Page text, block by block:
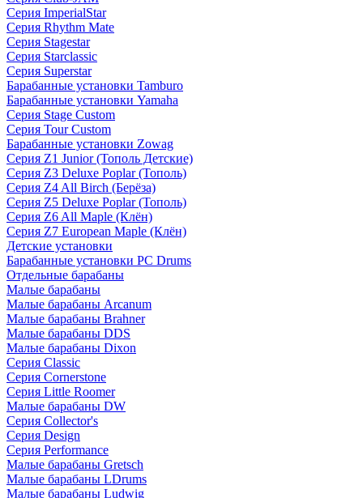
Серия ImperialStar
Серия Rhythm Mate
Серия Stagestar
Серия Starclassic
Серия Superstar
Барабанные установки Tamburo
Барабанные установки Yamaha
Серия Stage Custom
Серия Tour Custom
Барабанные установки Zowag
Серия Z1 Junior (Тополь Детские)
Серия Z3 Deluxe Poplar (Тополь)
Серия Z4 All Birch (Берёза)
Серия Z5 Deluxe Poplar (Тополь)
Серия Z6 All Maple (Клён)
Серия Z7 European Maple (Клён)
Детские установки
Барабанные установки PC Drums
Отдельные барабаны
Малые барабаны
Малые барабаны Arcanum
Малые барабаны Brahner
Малые барабаны DDS
Малые барабаны Dixon
Серия Classic
Серия Cornerstone
Серия Little Roomer
Малые барабаны DW
Серия Collector's
Серия Design
Серия Performance
Малые барабаны Gretsch
Малые барабаны LDrums
Малые барабаны Ludwig